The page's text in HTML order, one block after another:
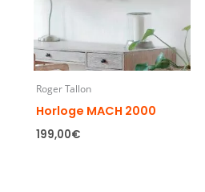
Roger Tallon
Horloge MACH 2000
199,00€